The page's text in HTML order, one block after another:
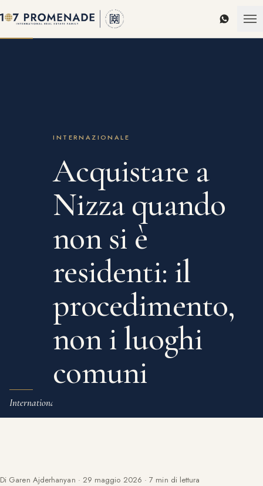
International
INTERNAZIONALE
Acquistare a
Nizza quando
non si è
residenti: il
procedimento,
non i luoghi
comuni
Di Garen Ajderhanyan · 29 maggio 2026 ·7 min di lettura